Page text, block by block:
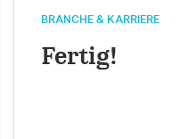
BRANCHE & KARRIERE
Fertig!